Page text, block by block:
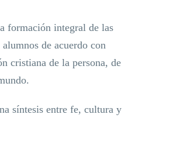
formación integral de las
de acuerdo con
cristiana de la persona, de
síntesis entre fe, cultura y